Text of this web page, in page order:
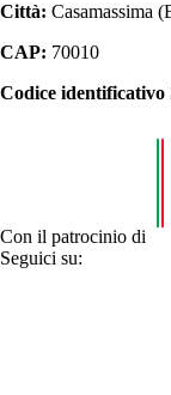
Città: Casamassima
CAP: 70010
Codice
Con il patrocinio di
Seguici su: